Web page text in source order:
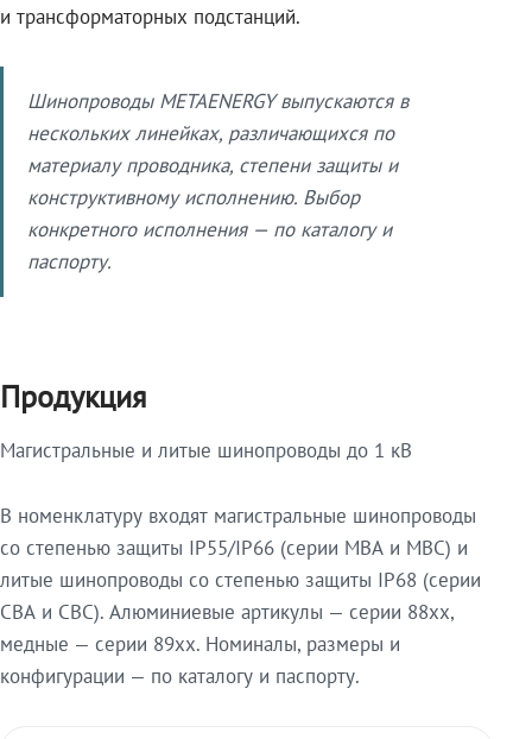
и трансформаторных подстанций.
Шинопроводы METAENERGY выпускаются в
нескольких линейках, различающихся по
материалу проводника, степени защиты и
конструктивному исполнению. Выбор
конкретного исполнения — по каталогу и
паспорту.
Продукция
Магистральные и литые шинопроводы до 1 кВ
В номенклатуру входят магистральные шинопроводы
со степенью защиты IP55/IP66 (серии МВА и МВС) и
литые шинопроводы со степенью защиты IP68 (серии
СВА и СВС). Алюминиевые артикулы — серии 88xx,
медные — серии 89xx. Номиналы, размеры и
конфигурации — по каталогу и паспорту.